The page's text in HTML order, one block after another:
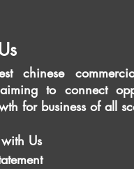
chinese
to connect
for business of all
Us